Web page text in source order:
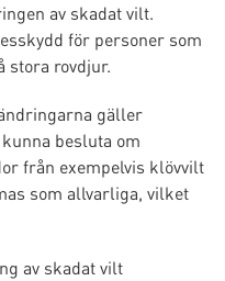
av skadat vilt.
för personer som
stora rovdjur.
gäller
besluta om
från exempelvis klövvilt
som allvarliga, vilket
av skadat vilt